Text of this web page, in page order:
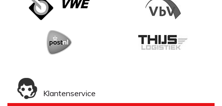
Klantenservice